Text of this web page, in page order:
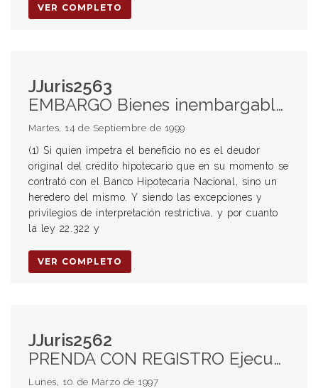
VER COMPLETO
JJuris2563
EMBARGO Bienes inembargables Beneficios de la Ley 22.322 (1) Heredero del deudor original - Improcedencia
Martes, 14 de Septiembre de 1999
(1) Si quien impetra el beneficio no es el deudor
original del crédito hipotecario que en su momento se
contrató con el Banco Hipotecaria Nacional, sino un
heredero del mismo. Y siendo las excepciones y
privilegios de interpretación restrictiva, y por cuanto
la ley 22.322 y
VER COMPLETO
JJuris2562
PRENDA CON REGISTRO Ejecución de la prenda (1) Acción contra el codeudor Celebrada en dólares (2) Intereses
Lunes, 10 de Marzo de 1997